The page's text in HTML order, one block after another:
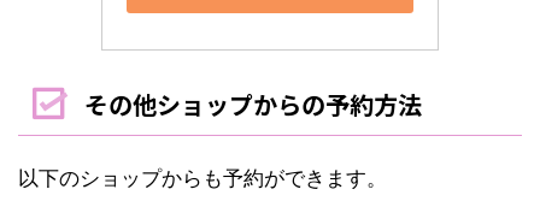
その他ショップからの予約方法
以下のショップからも予約ができます。